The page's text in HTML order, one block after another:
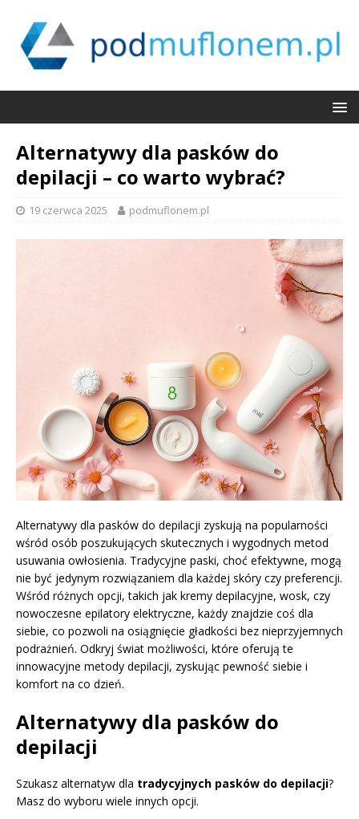
Alternatywy dla pasków do
depilacji – co warto wybrać?
19 czerwca 2025 podmuflonem.pl
Alternatywy dla pasków do depilacji zyskują na popularności
wśród osób poszukujących skutecznych i wygodnych metod
usuwania owłosienia. Tradycyjne paski, choć efektywne, mogą
nie być jedynym rozwiązaniem dla każdej skóry czy preferencji.
Wśród różnych opcji, takich jak kremy depilacyjne, wosk, czy
nowoczesne epilatory elektryczne, każdy znajdzie coś dla
siebie, co pozwoli na osiągnięcie gładkości bez nieprzyjemnych
podrażnień. Odkryj świat możliwości, które oferują te
innowacyjne metody depilacji, zyskując pewność siebie i
komfort na co dzień.
Alternatywy dla pasków do
depilacji
Szukasz alternatyw dla tradycyjnych pasków do depilacji?
Masz do wyboru wiele innych opcji.